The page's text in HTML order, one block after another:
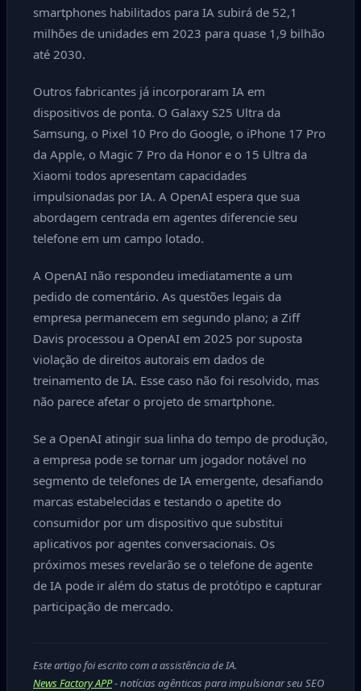
smartphones habilitados para IA subirá de 52,1
milhões de unidades em 2023 para quase 1,9 bilhão
até 2030.
Outros fabricantes já incorporaram IA em
dispositivos de ponta. O Galaxy S25 Ultra da
Samsung, o Pixel 10 Pro do Google, o iPhone 17 Pro
da Apple, o Magic 7 Pro da Honor e o 15 Ultra da
Xiaomi todos apresentam capacidades
impulsionadas por IA. A OpenAI espera que sua
abordagem centrada em agentes diferencie seu
telefone em um campo lotado.
A OpenAI não respondeu imediatamente a um
pedido de comentário. As questões legais da
empresa permanecem em segundo plano; a Ziff
Davis processou a OpenAI em 2025 por suposta
violação de direitos autorais em dados de
treinamento de IA. Esse caso não foi resolvido, mas
não parece afetar o projeto de smartphone.
Se a OpenAI atingir sua linha do tempo de produção,
a empresa pode se tornar um jogador notável no
segmento de telefones de IA emergente, desafiando
marcas estabelecidas e testando o apetite do
consumidor por um dispositivo que substitui
aplicativos por agentes conversacionais. Os
próximos meses revelarão se o telefone de agente
de IA pode ir além do status de protótipo e capturar
participação de mercado.
Este artigo foi escrito com a assistência de IA.
News Factory APP- notícias agênticas para impulsionar seu SEO